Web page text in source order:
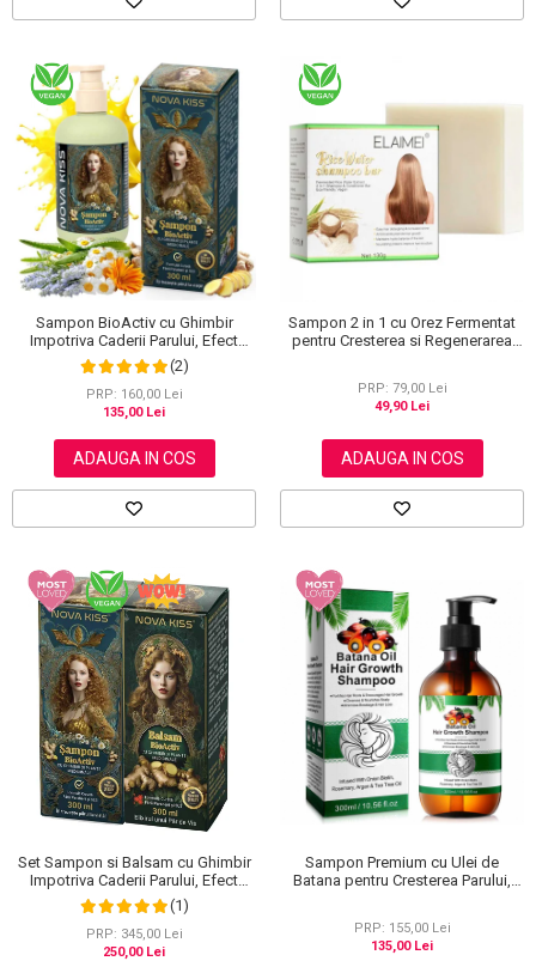
Sampon BioActiv cu Ghimbir
Impotriva Caderii Parului, Efect
Regenerator si Densificator,
Revitalizeaza in Profunzime,
Premium, NOVA KISS®, 300 ml
(2)
PRP: 160,00 Lei
135,00 Lei
ADAUGA IN COS
Sampon 2 in 1 cu Orez Fermentat
pentru Cresterea si Regenerarea
PRP: 79,00 Lei
49,90 Lei
ADAUGA IN COS
Set Sampon si Balsam cu Ghimbir
Impotriva Caderii Parului, Efect
Regenerator, Formula Premium,
NOVA KISS®, 2 x 300 ml
(1)
PRP: 345,00 Lei
250,00 Lei
Sampon Premium cu Ulei de
Batana pentru Cresterea Parului,
KISS®, 300 ml
PRP: 155,00 Lei
135,00 Lei